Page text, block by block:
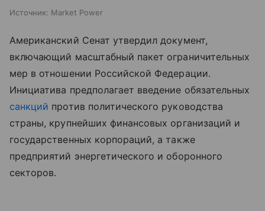
Источник: Market Power
Американский Сенат утвердил документ,
включающий масштабный пакет ограничительных
мер в отношении Российской Федерации.
Инициатива предполагает введение обязательных
санкций против политического руководства
страны, крупнейших финансовых организаций и
государственных корпораций, а также
предприятий энергетического и оборонного
секторов.